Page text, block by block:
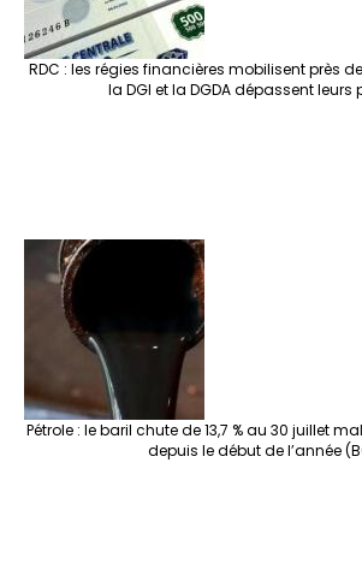
RDC : les régies financières mobilisent près
la DGI et la DGDA dépassent leurs
Pétrole : le baril chute de 13,7 % au 30 juillet
depuis le début de l’année